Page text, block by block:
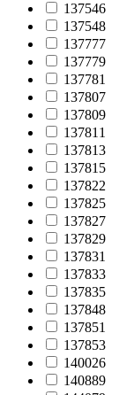
137546
137548
137777
137779
137781
137807
137809
137811
137813
137815
137822
137825
137827
137829
137831
137833
137835
137848
137851
137853
140026
140889